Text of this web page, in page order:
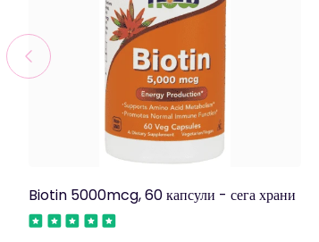
Biotin 5000mcg, 60 капсули - сега храни